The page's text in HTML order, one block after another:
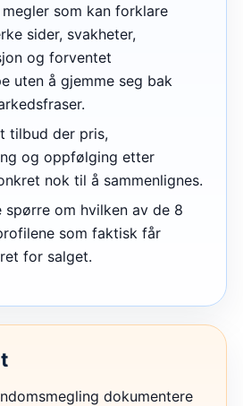
som kan forklare
sider, svakheter,
og forventet
uten å gjemme seg bak
tilbud der pris,
og oppfølging etter
nok til å sammenlignes.
spørre om hvilken av de 8
som faktisk får
for salget.
dokumentere